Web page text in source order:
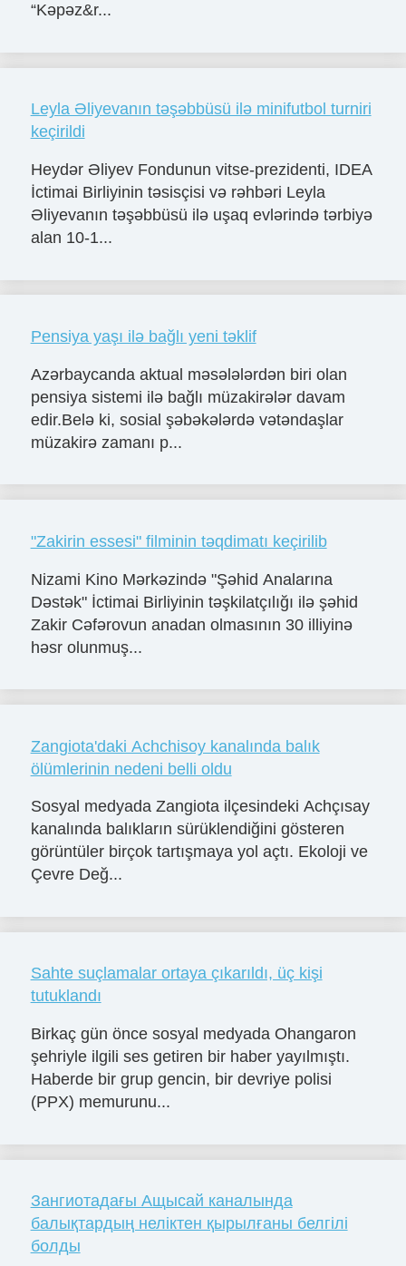
“Kəpəz&r...
Leyla Əliyevanın təşəbbüsü ilə minifutbol turniri
keçirildi
Heydər Əliyev Fondunun vitse-prezidenti, IDEA
İctimai Birliyinin təsisçisi və rəhbəri Leyla
Əliyevanın təşəbbüsü ilə uşaq evlərində tərbiyə
alan 10-1...
Pensiya yaşı ilə bağlı yeni təklif
Azərbaycanda aktual məsələlərdən biri olan
pensiya sistemi ilə bağlı müzakirələr davam
edir.Belə ki, sosial şəbəkələrdə vətəndaşlar
müzakirə zamanı p...
"Zakirin essesi" filminin təqdimatı keçirilib
Nizami Kino Mərkəzində "Şəhid Analarına
Dəstək" İctimai Birliyinin təşkilatçılığı ilə şəhid
Zakir Cəfərovun anadan olmasının 30 illiyinə
həsr olunmuş...
Zangiota'daki Achchisoy kanalında balık
ölümlerinin nedeni belli oldu
Sosyal medyada Zangiota ilçesindeki Achçısay
kanalında balıkların sürüklendiğini gösteren
görüntüler birçok tartışmaya yol açtı. Ekoloji ve
Çevre Değ...
Sahte suçlamalar ortaya çıkarıldı, üç kişi
tutuklandı
Birkaç gün önce sosyal medyada Ohangaron
şehriyle ilgili ses getiren bir haber yayılmıştı.
Haberde bir grup gencin, bir devriye polisi
(PPX) memurunu...
Зангиотадағы Ащысай каналында
балықтардың неліктен қырылғаны белгілі
болды